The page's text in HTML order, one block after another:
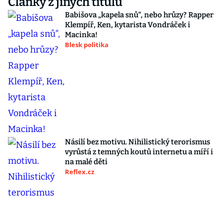
Babišova „kapela snů“, nebo hrůzy? Rapper
Klempíř, Ken, kytarista Vondráček i
Macinka!
Blesk politika
Násilí bez motivu. Nihilistický terorismus
vyrůstá z temných koutů internetu a míří i
na malé děti
Reflex.cz